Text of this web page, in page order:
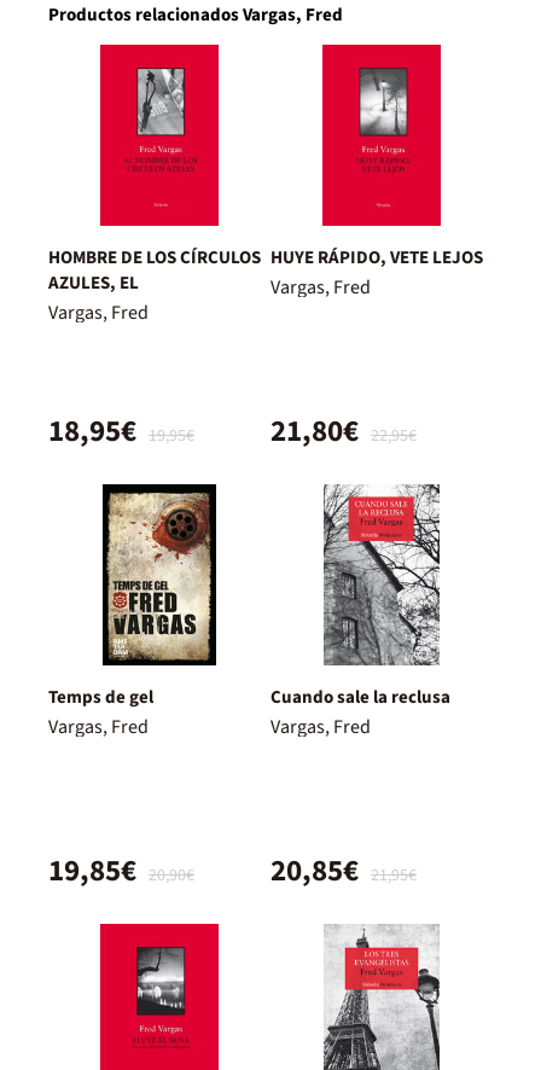
Productos relacionados Vargas, Fred
HOMBRE DE LOS CÍRCULOS
AZULES, EL
Vargas, Fred
19,95€
18,95€
HUYE RÁPIDO, VETE LEJOS
Vargas, Fred
22,95€
21,80€
Temps de gel
Vargas, Fred
20,90€
19,85€
Cuando sale la reclusa
Vargas, Fred
21,95€
20,85€